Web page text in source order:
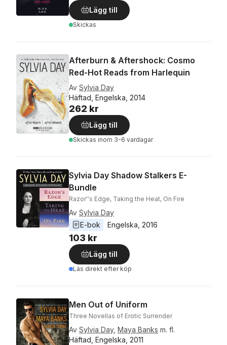
Lägg till
Skickas
Afterburn & Aftershock: Cosmo
Red-Hot Reads from Harlequin
Av Sylvia Day
Häftad, Engelska, 2014
262 kr
Lägg till
Skickas inom 3-6 vardagar
Sylvia Day Shadow Stalkers E-
Bundle
Razor''s Edge, Taking the Heat, On Fire
Av Sylvia Day
E-bok
Engelska, 2016
103 kr
Lägg till
Läs direkt efter köp
Men Out of Uniform
Three Novellas of Erotic Surrender
Av Sylvia Day, Maya Banks m. fl.
Häftad, Engelska, 2011